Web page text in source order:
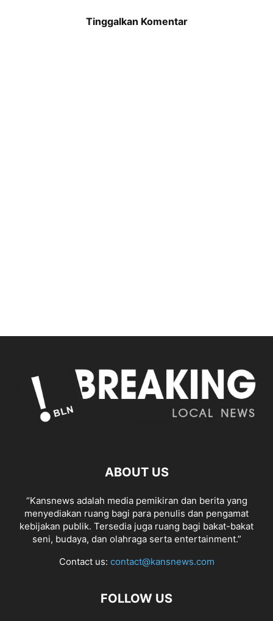
Tinggalkan Komentar
ABOUT US
“Kansnews adalah media pemikiran dan berita yang
menyediakan ruang bagi para penulis dan pengamat
kebijakan publik. Tersedia juga ruang bagi bakat-bakat
seni, budaya, dan olahraga serta entertainment.”
Contact us: contact@kansnews.com
FOLLOW US